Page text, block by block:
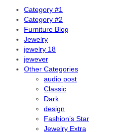
Category #1
Category #2
Furniture Blog
Jewelry
jewelry 18
jewever
Other Categories
audio post
Classic
Dark
design
Fashion’s Star
Jewelry Extra